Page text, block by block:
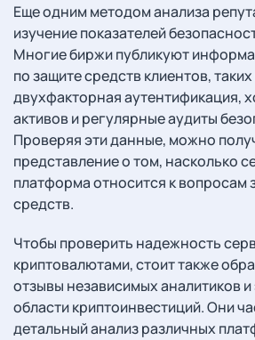
Еще одним методом анализа
изучение показателей
Многие биржи публикуют
по защите средств клиентов, таких
двухфакторная аутентификация,
активов и регулярные аудиты
Проверяя эти данные, можно
представление о том, насколько
платформа относится к вопросам
средств.
Чтобы проверить надежность
криптовалютами, стоит также
отзывы независимых аналитиков и
области криптоинвестиций. Они
детальный анализ различных